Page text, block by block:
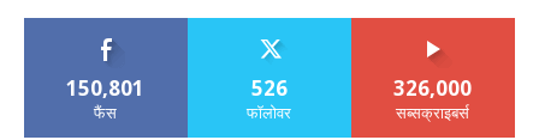
150,801
फैंस
526
फॉलोवर
326,000
सब्सक्राइबर्स